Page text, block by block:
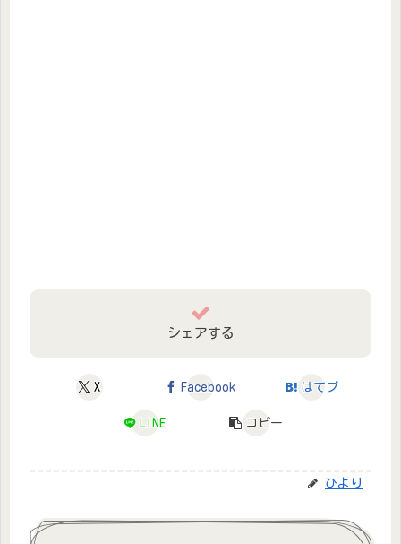
シェアする
X Facebook はてブ
LINE コピー
ひより